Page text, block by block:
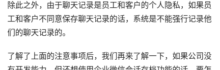
除此之外，由于聊天记录是员工和客户的个人隐私，如果员
工和客户不同意保存聊天记录的话，系统是不能强行记录他
们的聊天记录的。
了解了上面的注意事项后，我们再来了解一下，如果公司没